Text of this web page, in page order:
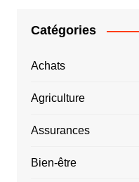
Catégories
Achats
Agriculture
Assurances
Bien-être